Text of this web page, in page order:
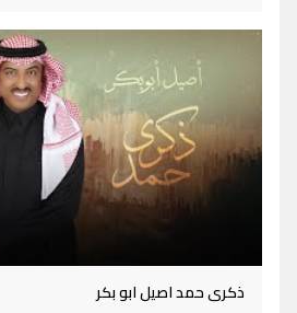
ذكرى حمد اصيل ابو بكر